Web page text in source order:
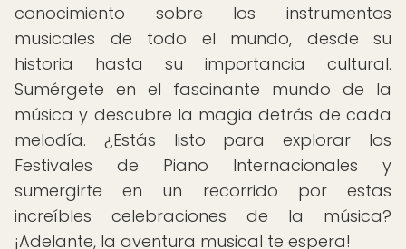
conocimiento sobre los instrumentos
musicales de todo el mundo, desde su
historia hasta su importancia cultural.
Sumérgete en el fascinante mundo de la
música y descubre la magia detrás de cada
melodía. ¿Estás listo para explorar los
Festivales de Piano Internacionales y
sumergirte en un recorrido por estas
increíbles celebraciones de la música?
¡Adelante, la aventura musical te espera!